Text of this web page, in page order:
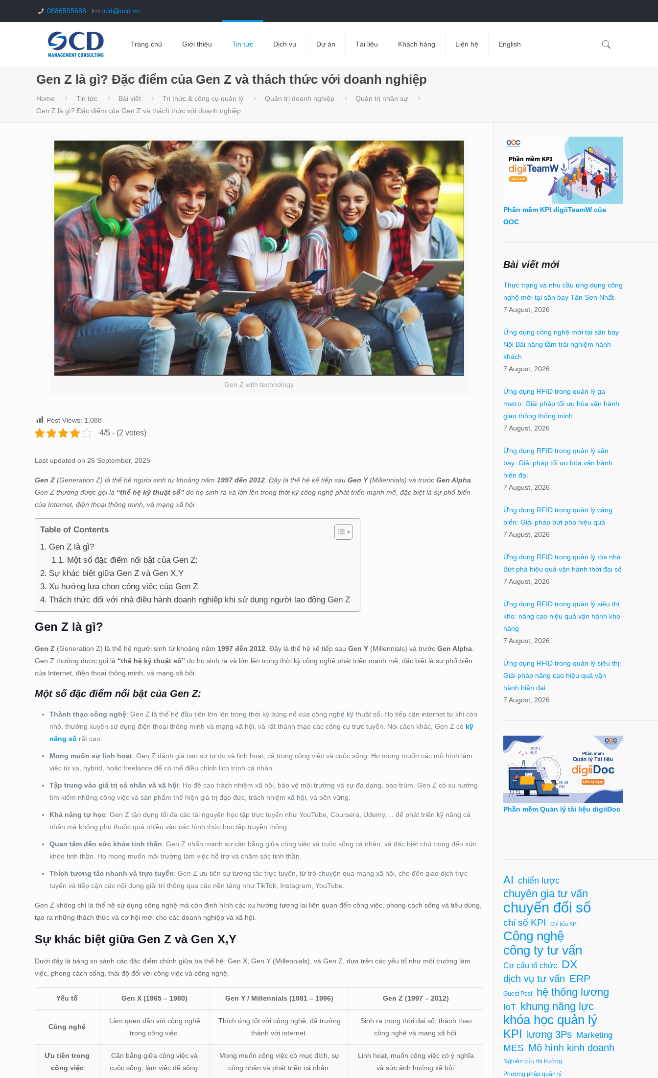
0886595688 ocd@ocd.vn
Trang chủ Giới thiệu Tin tức Dịch vụ Dự án Tài liệu Khách hàng Liên hệ English
Gen Z là gì? Đặc điểm của Gen Z và thách thức với doanh nghiệp
Home Tin tức Bài viết Tri thức & công cụ quản lý Quản trị doanh nghiệp
Quản trị nhân sự
Gen Z là gì? Đặc điểm của Gen Z và thách thức với doanh nghiệp
Gen Z with technology
Post Views: 1,088
4/5 - (2 votes)
Last updated on 26 September, 2025
Gen Z (Generation Z) là thế hệ người sinh từ khoảng năm1997 đến 2012 . Đây là thế hệ kế tiếp sauGen Y(Millennials) và trướcGen Alpha
Gen Z thường được gọi là “thế hệ kỹ thuật số” do họ sinh ra và lớn lên trong thời kỳ công nghệ phát triển mạnh mẽ, đặc biệt là sự phổ biến
của Internet, điện thoại thông minh, và mạng xã hội.
Table of Contents
Gen Z là gì?
Một số đặc điểm nổi bật của Gen Z:
Sự khác biệt giữa Gen Z và Gen X,Y
Xu hướng lựa chọn công việc của Gen Z
Thách thức đối với nhà điều hành doanh nghiệp khi sử dụng người lao động Gen Z
Gen Z là gì?
Gen Z (Generation Z) là thế hệ người sinh từ khoảng năm 1997 đến 2012 . Đây là thế hệ kế tiếp sauGen Y (Millennials) và trướcGen Alpha
Gen Z thường được gọi là “thế hệ kỹ thuật số” do họ sinh ra và lớn lên trong thời kỳ công nghệ phát triển mạnh mẽ, đặc biệt là sự phổ biến
của Internet, điện thoại thông minh, và mạng xã hội.
Một số đặc điểm nổi bật của Gen Z:
Thành thạo công nghệ: Gen Z là thế hệ đầu tiên lớn lên trong thời kỳ bùng nổ của công nghệ kỹ thuật số. Họ tiếp cận internet từ khi còn
nhỏ, thường xuyên sử dụng điện thoại thông minh và mạng xã hội, và rất thành thạo các công cụ trực tuyến. Nói cách khác, Gen Z có kỹ
năng số rất cao.
Mong muốn sự linh hoạt: Gen Z đánh giá cao sự tự do và linh hoạt, cả trong công việc và cuộc sống. Họ mong muốn các mô hình làm
việc từ xa, hybrid, hoặc freelance để có thể điều chỉnh lịch trình cá nhân.
Tập trung vào giá trị cá nhân và xã hội: Họ đề cao trách nhiệm xã hội, bảo vệ môi trường và sự đa dạng, bao trùm. Gen Z có xu hướng
tìm kiếm những công việc và sản phẩm thể hiện giá trị đạo đức, trách nhiệm xã hội, và bền vững.
Khả năng tự học: Gen Z tận dụng tối đa các tài nguyên học tập trực tuyến như YouTube, Coursera, Udemy,… để phát triển kỹ năng cá
nhân mà không phụ thuộc quá nhiều vào các hình thức học tập truyền thống.
Quan tâm đến sức khỏe tinh thần: Gen Z nhấn mạnh sự cân bằng giữa công việc và cuộc sống cá nhân, và đặc biệt chú trọng đến sức
khỏe tinh thần. Họ mong muốn môi trường làm việc hỗ trợ và chăm sóc tinh thần.
Thích tương tác nhanh và trực tuyến: Gen Z ưu tiên sự tương tác trực tuyến, từ trò chuyện qua mạng xã hội, cho đến giao dịch trực
tuyến và tiếp cận các nội dung giải trí thông qua các nền tảng như TikTok, Instagram, YouTube.
Gen Z không chỉ là thế hệ sử dụng công nghệ mà còn định hình các xu hướng tương lai liên quan đến công việc, phong cách sống và tiêu dùng,
tạo ra những thách thức và cơ hội mới cho các doanh nghiệp và xã hội.
Sự khác biệt giữa Gen Z và Gen X,Y
Dưới đây là bảng so sánh các đặc điểm chính giữa ba thế hệ: Gen X, Gen Y (Millennials), và Gen Z, dựa trên các yếu tố như môi trường làm
việc, phong cách sống, thái độ đối với công việc và công nghệ.
Yếu tố Gen X (1965 – 1980) Gen Y / Millennials (1981 – 1996) Gen Z (1997 – 2012)
Công nghệ
Làm quen dần với công nghệ
trong công việc.
Thích ứng tốt với công nghệ, đã trưởng
thành với internet.
Sinh ra trong thời đại số, thành thạo
công nghệ và mạng xã hội.
Ưu tiên trong
công việc
Cân bằng giữa công việc và
cuộc sống, làm việc để sống.
Mong muốn công việc có mục đích, sự
công nhận và phát triển cá nhân.
Linh hoạt, muốn công việc có ý nghĩa
và sức ảnh hưởng xã hội.
Phần mềm KPI digiiTeamW của
OOC
Bài viết mới
Thực trạng và nhu cầu ứng dụng công
nghệ mới tại sân bay Tân Sơn Nhất
7 August, 2026
Ứng dụng công nghệ mới tại sân bay
Nội Bài nâng tầm trải nghiệm hành
khách
7 August, 2026
Ứng dụng RFID trong quản lý ga
metro: Giải pháp tối ưu hóa vận hành
giao thông thông minh
7 August, 2026
Ứng dụng RFID trong quản lý sân
bay: Giải pháp tối ưu hóa vận hành
hiện đại
7 August, 2026
Ứng dụng RFID trong quản lý cảng
biển: Giải pháp bứt phá hiệu quả
7 August, 2026
Ứng dụng RFID trong quản lý tòa nhà:
Bứt phá hiệu quả vận hành thời đại số
7 August, 2026
Ứng dụng RFID trong quản lý siêu thị
kho: nâng cao hiệu quả vận hành kho
hàng
7 August, 2026
Ứng dụng RFID trong quản lý siêu thị:
Giải pháp nâng cao hiệu quả vận
hành hiện đại
7 August, 2026
Phần mềm Quản lý tài liệu digiiDoc
AI chiến lược
chuyên gia tư vấn
chuyển đổi số
chỉ số KPI Chỉ tiêu KPI
Công nghệ
công ty tư vấn
Cơ cấu tổ chức DX
dịch vụ tư vấn ERP
Guest Post hệ thống lương
IoT khung năng lực
khóa học quản lý
KPI lương 3Ps Marketing
MES Mô hình kinh doanh
Nghiên cứu thị trường
Phương pháp quản lý